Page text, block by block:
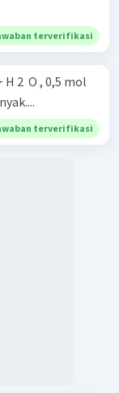
terverifikasi
H 2 ​ O , 0,5 mol
terverifikasi